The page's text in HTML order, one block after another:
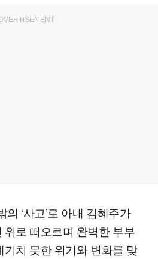
의 ‘사고’로 아내 김혜주가
위로 떠오르며 완벽한 부부
치 못한 위기와 변화를 맞